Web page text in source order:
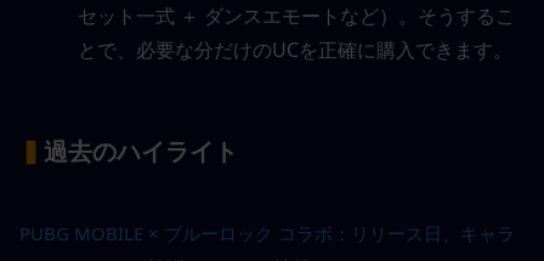
セット一式 ＋ ダンスエモートなど）。そうするこ
とで、必要な分だけのUCを正確に購入できます。
▍ 過去のハイライト
PUBG MOBILE × ブルーロック コラボ：リリース日、キャラ